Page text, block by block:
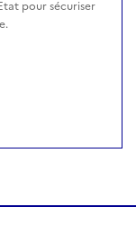
pour sécuriser